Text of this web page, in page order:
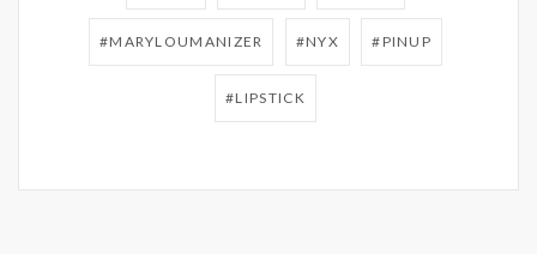
#MARYLOUMANIZER #NYX #PINUP
#LIPSTICK